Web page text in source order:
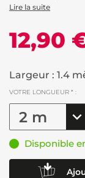
Lire la suite
12,90
Largeur : 1.4
VOTRE LONGUEUR * :
Disponible